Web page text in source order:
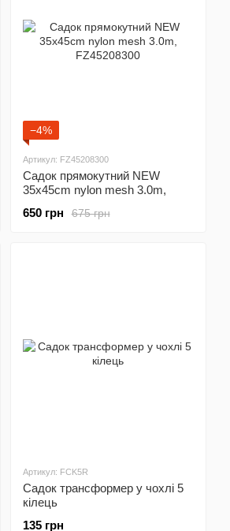
−4%
Артикул: FZ45208300
Садок прямокутний NEW
35x45cm nylon mesh 3.0m,
675 грн
650 грн
Артикул: FCK5R
Садок трансформер у чохлi 5
кілець
135 грн